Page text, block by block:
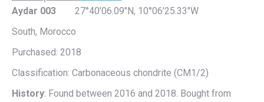
Aydar 003 27°40’06.09″N, 10°06’25.33″W
South, Morocco
Purchased: 2018
Classification: Carbonaceous chondrite (CM1/2)
History: Found between 2016 and 2018. Bought from